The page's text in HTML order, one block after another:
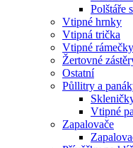
Polštáře
Vtipné hrnky
Vtipná trička
Vtipné rámečky
Žertovné
Ostatní
Půllitry a
Vtipné
Zapalovače